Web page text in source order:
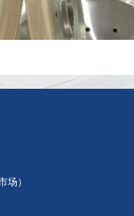
相应的材料，使喷涂碳化
场）